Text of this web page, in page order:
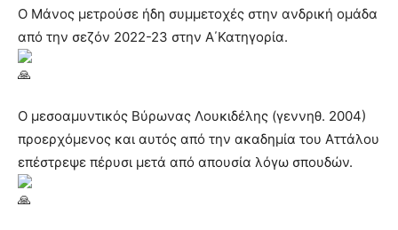
Ο Μάνος μετρούσε ήδη συμμετοχές στην ανδρική ομάδα
από την σεζόν 2022-23 στην Α΄Κατηγορία.
Ο μεσοαμυντικός Βύρωνας Λουκιδέλης (γεννηθ. 2004)
προερχόμενος και αυτός από την ακαδημία του Αττάλου
επέστρεψε πέρυσι μετά από απουσία λόγω σπουδών.